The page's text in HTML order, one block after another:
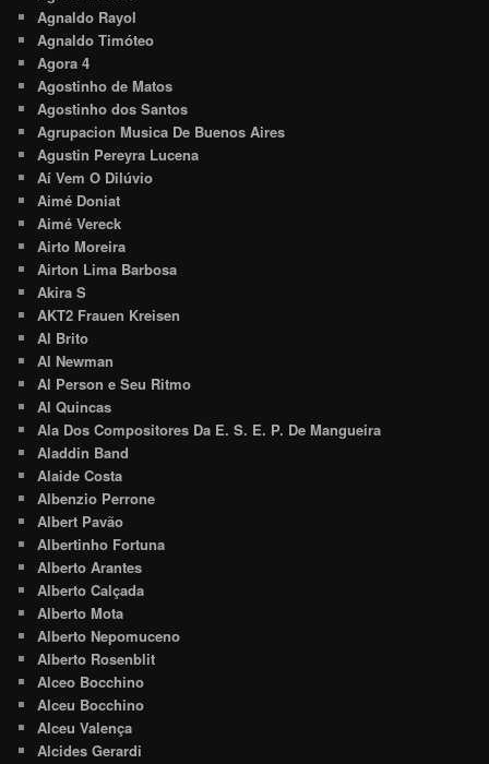
Agnaldo Rayol
Agnaldo Timóteo
Agora 4
Agostinho de Matos
Agostinho dos Santos
Agrupacion Musica De Buenos Aires
Agustin Pereyra Lucena
Aí Vem O Dilúvio
Aimé Doniat
Aimé Vereck
Airto Moreira
Airton Lima Barbosa
Akira S
AKT2 Frauen Kreisen
Al Brito
Al Newman
Al Person e Seu Ritmo
Al Quincas
Ala Dos Compositores Da E. S. E. P. De Mangueira
Aladdin Band
Alaide Costa
Albenzio Perrone
Albert Pavão
Albertinho Fortuna
Alberto Arantes
Alberto Calçada
Alberto Mota
Alberto Nepomuceno
Alberto Rosenblit
Alceo Bocchino
Alceu Bocchino
Alceu Valença
Alcides Gerardi